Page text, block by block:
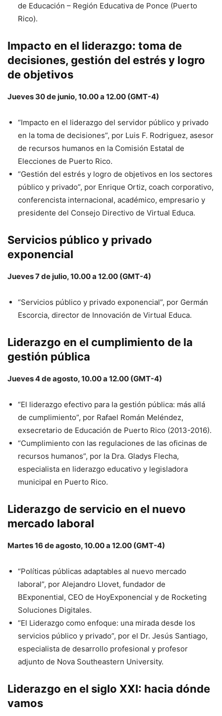
de Educación – Región Educativa de Ponce (Puerto
Rico).
Impacto en el liderazgo: toma de
decisiones, gestión del estrés y logro
de objetivos
Jueves 30 de junio, 10.00 a 12.00 (GMT-4)
“Impacto en el liderazgo del servidor público y privado
en la toma de decisiones”, por Luis F. Rodriguez, asesor
de recursos humanos en la Comisión Estatal de
Elecciones de Puerto Rico.
“Gestión del estrés y logro de objetivos en los sectores
público y privado”, por Enrique Ortiz, coach corporativo,
conferencista internacional, académico, empresario y
presidente del Consejo Directivo de Virtual Educa.
Servicios público y privado
exponencial
Jueves 7 de julio, 10.00 a 12.00 (GMT-4)
“Servicios público y privado exponencial”, por Germán
Escorcia, director de Innovación de Virtual Educa.
Liderazgo en el cumplimiento de la
gestión pública
Jueves 4 de agosto, 10.00 a 12.00 (GMT-4)
“El liderazgo efectivo para la gestión pública: más allá
de cumplimiento”, por Rafael Román Meléndez,
exsecretario de Educación de Puerto Rico (2013-2016).
“Cumplimiento con las regulaciones de las oficinas de
recursos humanos”, por la Dra. Gladys Flecha,
especialista en liderazgo educativo y legisladora
municipal en Puerto Rico.
Liderazgo de servicio en el nuevo
mercado laboral
Martes 16 de agosto, 10.00 a 12.00 (GMT-4)
“Políticas públicas adaptables al nuevo mercado
laboral”, por Alejandro Llovet, fundador de
BExponential, CEO de HoyExponencial y de Rocketing
Soluciones Digitales.
“El Liderazgo como enfoque: una mirada desde los
servicios público y privado”, por el Dr. Jesús Santiago,
especialista de desarrollo profesional y profesor
adjunto de Nova Southeastern University.
Liderazgo en el siglo XXI: hacia dónde
vamos